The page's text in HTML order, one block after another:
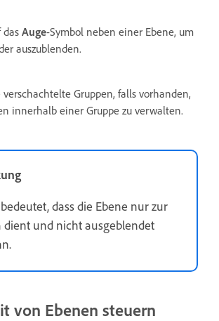
das Auge-Symbol neben einer Ebene, um
auszublenden.
verschachtelte Gruppen, falls vorhanden,
innerhalb einer Gruppe zu verwalten.
dass die Ebene nur zur
und nicht ausgeblendet
von Ebenen steuern